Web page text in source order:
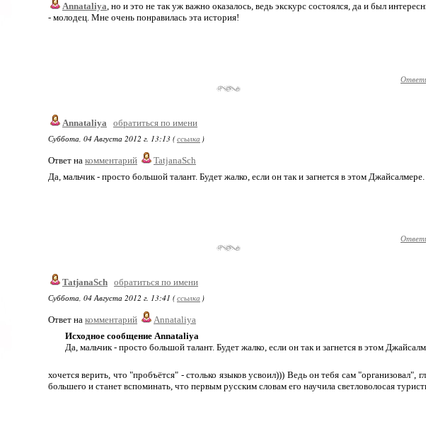
Annataliya, но и это не так уж важно оказалось, ведь экскурс состоялся, да и был
- молодец. Мне очень понравилась эта история!
Annataliya
обратиться по имени
Суббота, 04 Августа 2012 г. 13:13 (ссылка )
Ответ на комментарий
TatjanaSch
Да, мальчик - просто большой талант. Будет жалко, если он так и загнется в этом Джайсалмере.
TatjanaSch обратиться по имени
Суббота, 04 Августа 2012 г. 13:41 (ссылка )
Ответ на комментарий
Annataliya
Исходное сообщение Annataliya
Да, мальчик - просто большой талант. Будет жалко, если он так и загнется в этом
хочется верить, что "пробъётся" - столько языков усвоил))) Ведь он тебя сам "организовал",
большего и станет вспоминать, что первым русским словам его научила светловолосая